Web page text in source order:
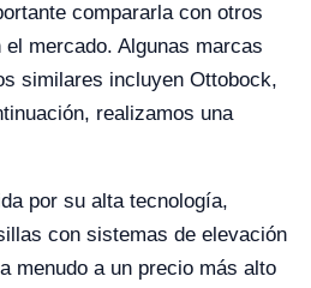
compararla con otros
mercado. Algunas marcas
similares incluyen Ottobock,
realizamos una
por su alta tecnología,
con sistemas de elevación
menudo a un precio más alto